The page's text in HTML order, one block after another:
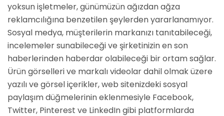
yoksun işletmeler, günümüzün ağızdan ağza
reklamcılığına benzetilen şeylerden yararlanamıyor.
Sosyal medya, müşterilerin markanızı tanıtabileceği,
incelemeler sunabileceği ve şirketinizin en son
haberlerinden haberdar olabileceği bir ortam sağlar.
Ürün görselleri ve markalı videolar dahil olmak üzere
yazılı ve görsel içerikler, web sitenizdeki sosyal
paylaşım düğmelerinin eklenmesiyle Facebook,
Twitter, Pinterest ve LinkedIn gibi platformlarda